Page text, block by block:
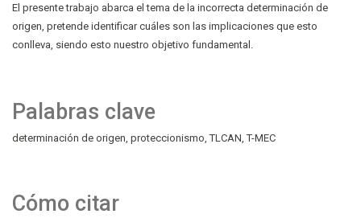
Palabras clave
determinación de origen proteccionismo TLCAN T-MEC
Cómo citar
El presente trabajo abarca el tema de la incorrecta determinación de
origen, pretende identificar cuáles son las implicaciones que esto
conlleva, siendo esto nuestro objetivo fundamental.